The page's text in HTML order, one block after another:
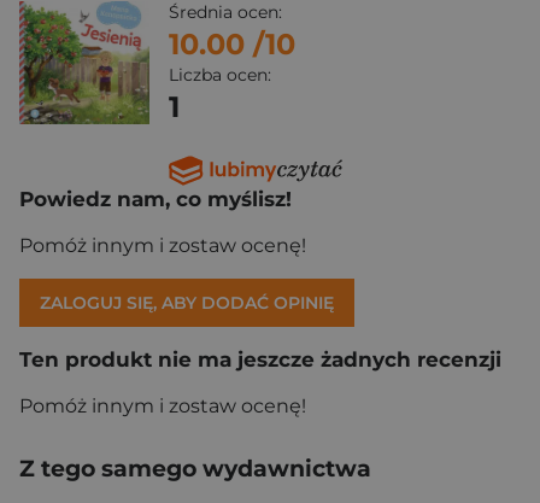
Średnia ocen:
10.00 /10
Liczba ocen:
1
Powiedz nam, co myślisz!
Pomóż innym i zostaw ocenę!
ZALOGUJ SIĘ, ABY DODAĆ OPINIĘ
Ten produkt nie ma jeszcze żadnych recenzji
Pomóż innym i zostaw ocenę!
Z tego samego wydawnictwa